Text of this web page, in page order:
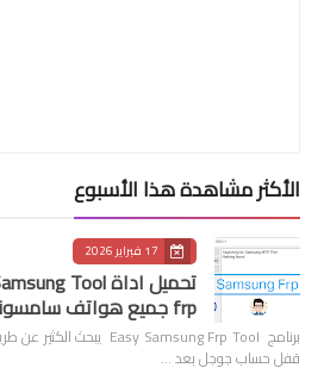
الأكثر مشاهدة هذا الأسبوع
17 فبراير 2026
frp جميع هواتف سامسونج
قفل حساب جوجل بعد …